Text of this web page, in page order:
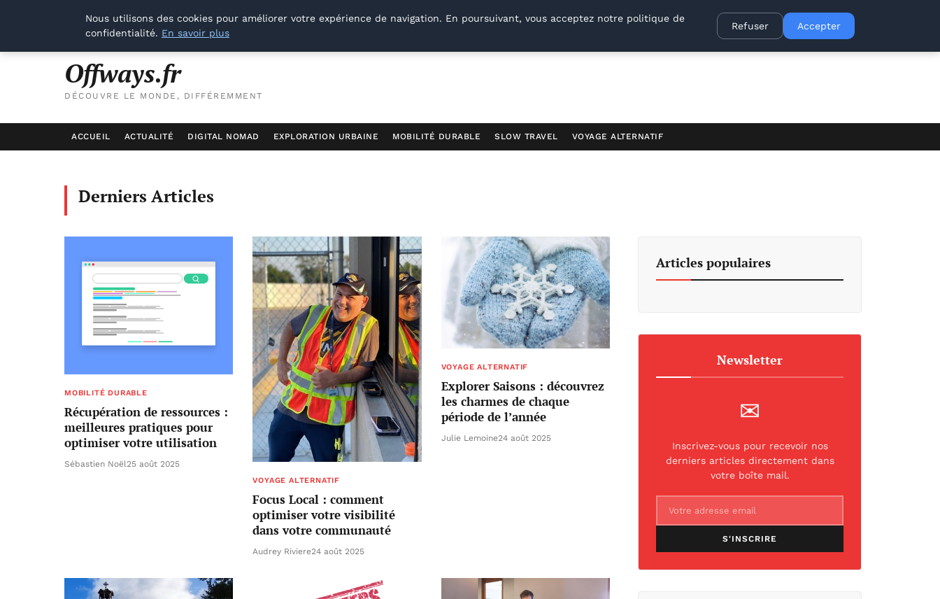
samedi 8 août 2026
Offways.fr
DÉCOUVRE LE MONDE, DIFFÉREMMENT
ACCUEIL ACTUALITÉ DIGITAL NOMAD EXPLORATION URBAINE MOBILITÉ DURABLE SLOW TRAVEL VOYAGE ALTERNATIF
Derniers Articles
MOBILITÉ DURABLE
Récupération de ressources :
meilleures pratiques pour
optimiser votre utilisation
Sébastien Noël25 août 2025
VOYAGE ALTERNATIF
Focus Local : comment
optimiser votre visibilité
dans votre communauté
Audrey Riviere24 août 2025
VOYAGE ALTERNATIF
Explorer Saisons : découvrez
les charmes de chaque
période de l’année
Julie Lemoine24 août 2025
Articles populaires
Newsletter
✉
Inscrivez-vous pour recevoir nos
derniers articles directement dans
votre boîte mail.
S'INSCRIRE
Nous utilisons des cookies pour améliorer votre expérience de navigation. En poursuivant, vous acceptez notre politique de
confidentialité. En savoir plus
Refuser Accepter